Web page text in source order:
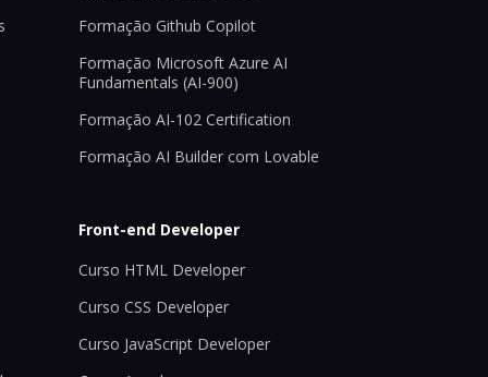
Formação Github Copilot
Formação Microsoft Azure AI
Fundamentals (AI-900)
Formação AI-102 Certification
Formação AI Builder com Lovable
Front-end Developer
Curso HTML Developer
Curso CSS Developer
Curso JavaScript Developer